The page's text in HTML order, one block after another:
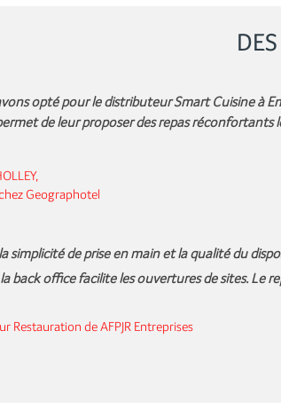
opté pour le distributeur Smart Cuisine à
de leur proposer des repas
Geographotel
la simplicité de prise en main et la qualité du
back office facilite les ouvertures de sites. Le
Restauration de AFPJR Entreprises